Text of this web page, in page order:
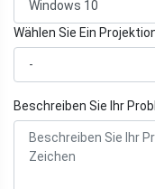
Wählen Sie Ein
Beschreiben Sie Ihr